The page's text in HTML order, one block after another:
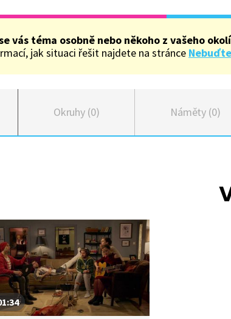
vás téma osobně nebo někoho z vašeho
jak situaci řešit najdete na stránce
Okruhy (0) Náměty (0)